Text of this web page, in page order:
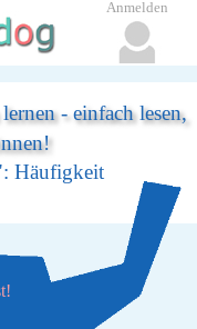
- einfach lesen,
Häufigkeit
Anmelden